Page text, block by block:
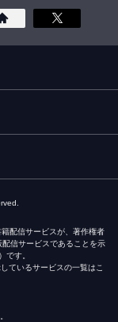
配信サービスが、著作権者
信サービスであることを示
です。
ているサービスの一覧はこ